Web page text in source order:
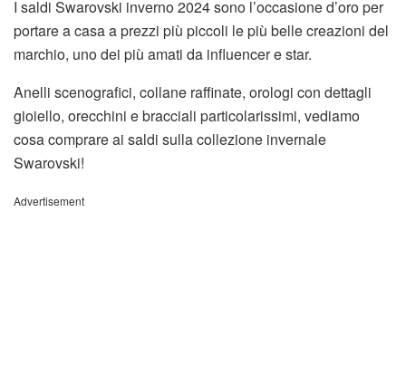
I saldi Swarovski inverno 2024 sono l’occasione d’oro per
portare a casa a prezzi più piccoli le più belle creazioni del
marchio, uno dei più amati da influencer e star.
Anelli scenografici, collane raffinate, orologi con dettagli
gioiello, orecchini e bracciali particolarissimi, vediamo
cosa comprare ai saldi sulla collezione invernale
Swarovski!
Advertisement